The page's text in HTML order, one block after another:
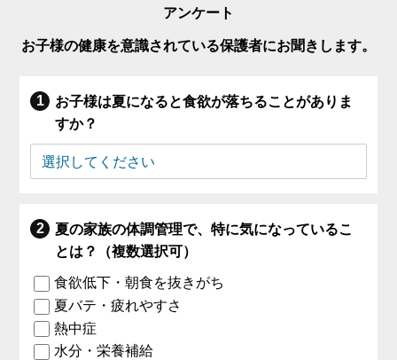
アンケート
お子様の健康を意識されている保護者にお聞きします。
お子様は夏になると食欲が落ちることがありま
すか？
夏の家族の体調管理で、特に気になっているこ
とは？（複数選択可）
食欲低下・朝食を抜きがち
夏バテ・疲れやすさ
熱中症
水分・栄養補給